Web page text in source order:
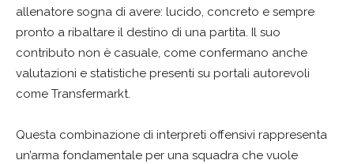
allenatore sogna di avere: lucido, concreto e sempre
pronto a ribaltare il destino di una partita. Il suo
contributo non è casuale, come confermano anche
valutazioni e statistiche presenti su portali autorevoli
come Transfermarkt.
Questa combinazione di interpreti offensivi rappresenta
un’arma fondamentale per una squadra che vuole